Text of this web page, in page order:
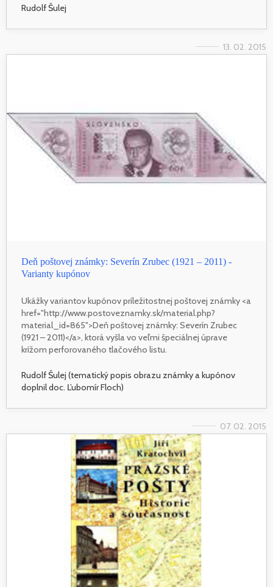
Rudolf Šulej
13. 02. 2015
Deň poštovej známky: Severín Zrubec (1921 – 2011) -
Varianty kupónov
Ukážky variantov kupónov príležitostnej poštovej známky <a
href="http://www.postoveznamky.sk/material.php?
material_id=865">Deň poštovej známky: Severín Zrubec
(1921 – 2011)</a>, ktorá vyšla vo veľmi špeciálnej úprave
krížom perforovaného tlačového listu.
Rudolf Šulej (tematický popis obrazu známky a kupónov
doplnil doc. Ľubomír Floch)
07. 02. 2015